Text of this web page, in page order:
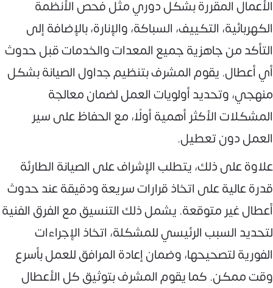
الأعمال المقررة بشكل دوري مثل فحص الأنظمة
الكهربائية، التكييف، السباكة، والإنارة، بالإضافة إلى
التأكد من جاهزية جميع المعدات والخدمات قبل حدوث
أي أعطال. يقوم المشرف بتنظيم جداول الصيانة بشكل
منهجي، وتحديد أولويات العمل لضمان معالجة
المشكلات الأكثر أهمية أولًا، مع الحفاظ على سير
العمل دون تعطيل.
علاوة على ذلك، يتطلب الإشراف على الصيانة الطارئة
قدرة عالية على اتخاذ قرارات سريعة ودقيقة عند حدوث
أعطال غير متوقعة. يشمل ذلك التنسيق مع الفرق الفنية
لتحديد السبب الرئيسي للمشكلة، اتخاذ الإجراءات
الفورية لتصحيحها، وضمان إعادة المرافق للعمل بأسرع
وقت ممكن. كما يقوم المشرف بتوثيق كل الأعطال